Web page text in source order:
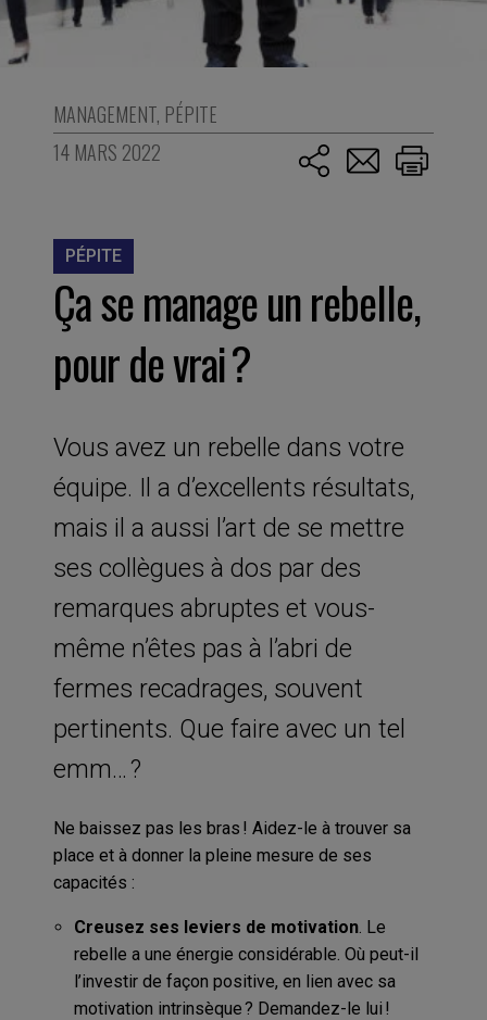
MANAGEMENT, PÉPITE
14 MARS 2022
PÉPITE
Ça se manage un rebelle,
pour de vrai ?
Vous avez un rebelle dans votre
équipe. Il a d’excellents résultats,
mais il a aussi l’art de se mettre
ses collègues à dos par des
remarques abruptes et vous-
même n’êtes pas à l’abri de
fermes recadrages, souvent
pertinents. Que faire avec un tel
emm… ?
Ne baissez pas les bras ! Aidez-le à trouver sa
place et à donner la pleine mesure de ses
capacités :
Creusez ses leviers de motivation. Le
rebelle a une énergie considérable. Où peut-il
l’investir de façon positive, en lien avec sa
motivation intrinsèque ? Demandez-le lui !